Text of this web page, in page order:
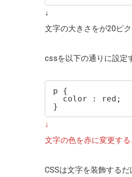
↓
文字の大きさをが20ピ
cssを以下の通りに設定
p {
color : red;
}
↓
文字の色を赤に変更する
CSSは文字を装飾する